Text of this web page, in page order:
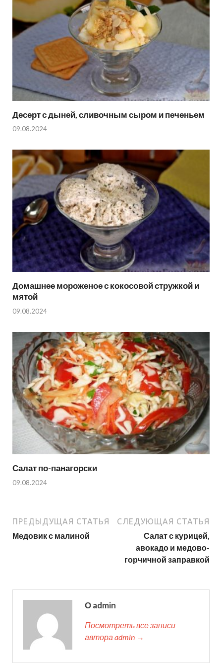
Десерт с дыней, сливочным сыром и печеньем
09.08.2024
Домашнее мороженое с кокосовой стружкой и
мятой
09.08.2024
Салат по-панагорски
09.08.2024
ПРЕДЫДУЩАЯ СТАТЬЯ
Медовик с малиной
СЛЕДУЮЩАЯ СТАТЬЯ
Салат с курицей,
авокадо и медово-
горчичной заправкой
О admin
Посмотреть все записи
автора admin →